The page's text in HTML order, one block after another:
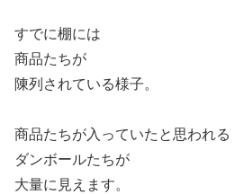
すでに棚には
商品たちが
陳列されている様子。
商品たちが入っていたと思われる
ダンボールたちが
大量に見えます。